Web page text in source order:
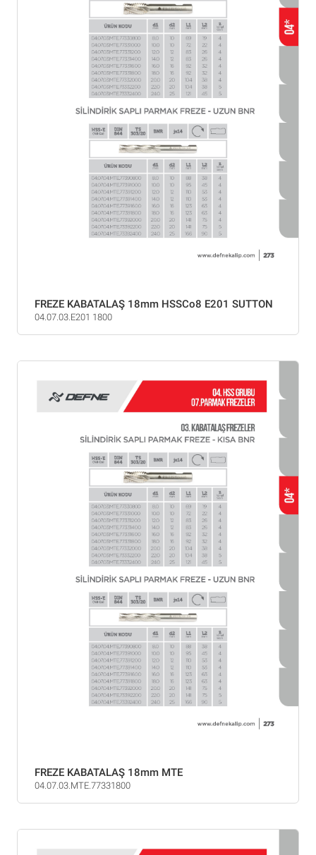
FREZE KABATALAŞ 18mm HSSCo8 E201 SUTTON
04.07.03.E201 1800
FREZE KABATALAŞ 18mm MTE
04.07.03.MTE.77331800